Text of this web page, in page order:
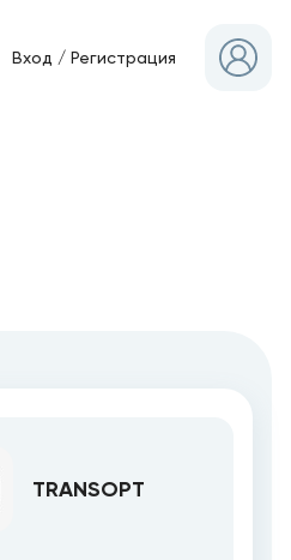
Вход /Регистрация
TRANSOPT